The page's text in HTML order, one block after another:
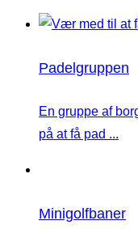
Padelgruppen
En gruppe af
på at få pad ...
Minigolfbaner